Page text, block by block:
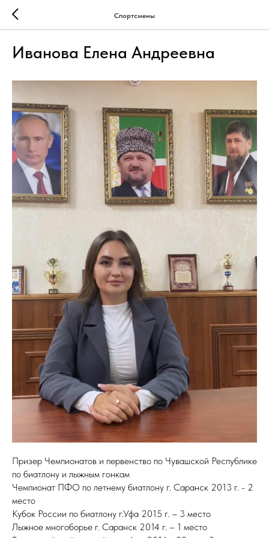
Спортсмены
Иванова Елена Андреевна
Призер Чемпионатов и первенство по Чувашской Республике
по биатлону и лыжным гонкам
Чемпионат ПФО по летнему биатлону г. Саранск 2013 г. - 2
место
Кубок России по биатлону г.Уфа 2015 г. – 3 место
Лыжное многоборье г. Саранск 2014 г. – 1 место